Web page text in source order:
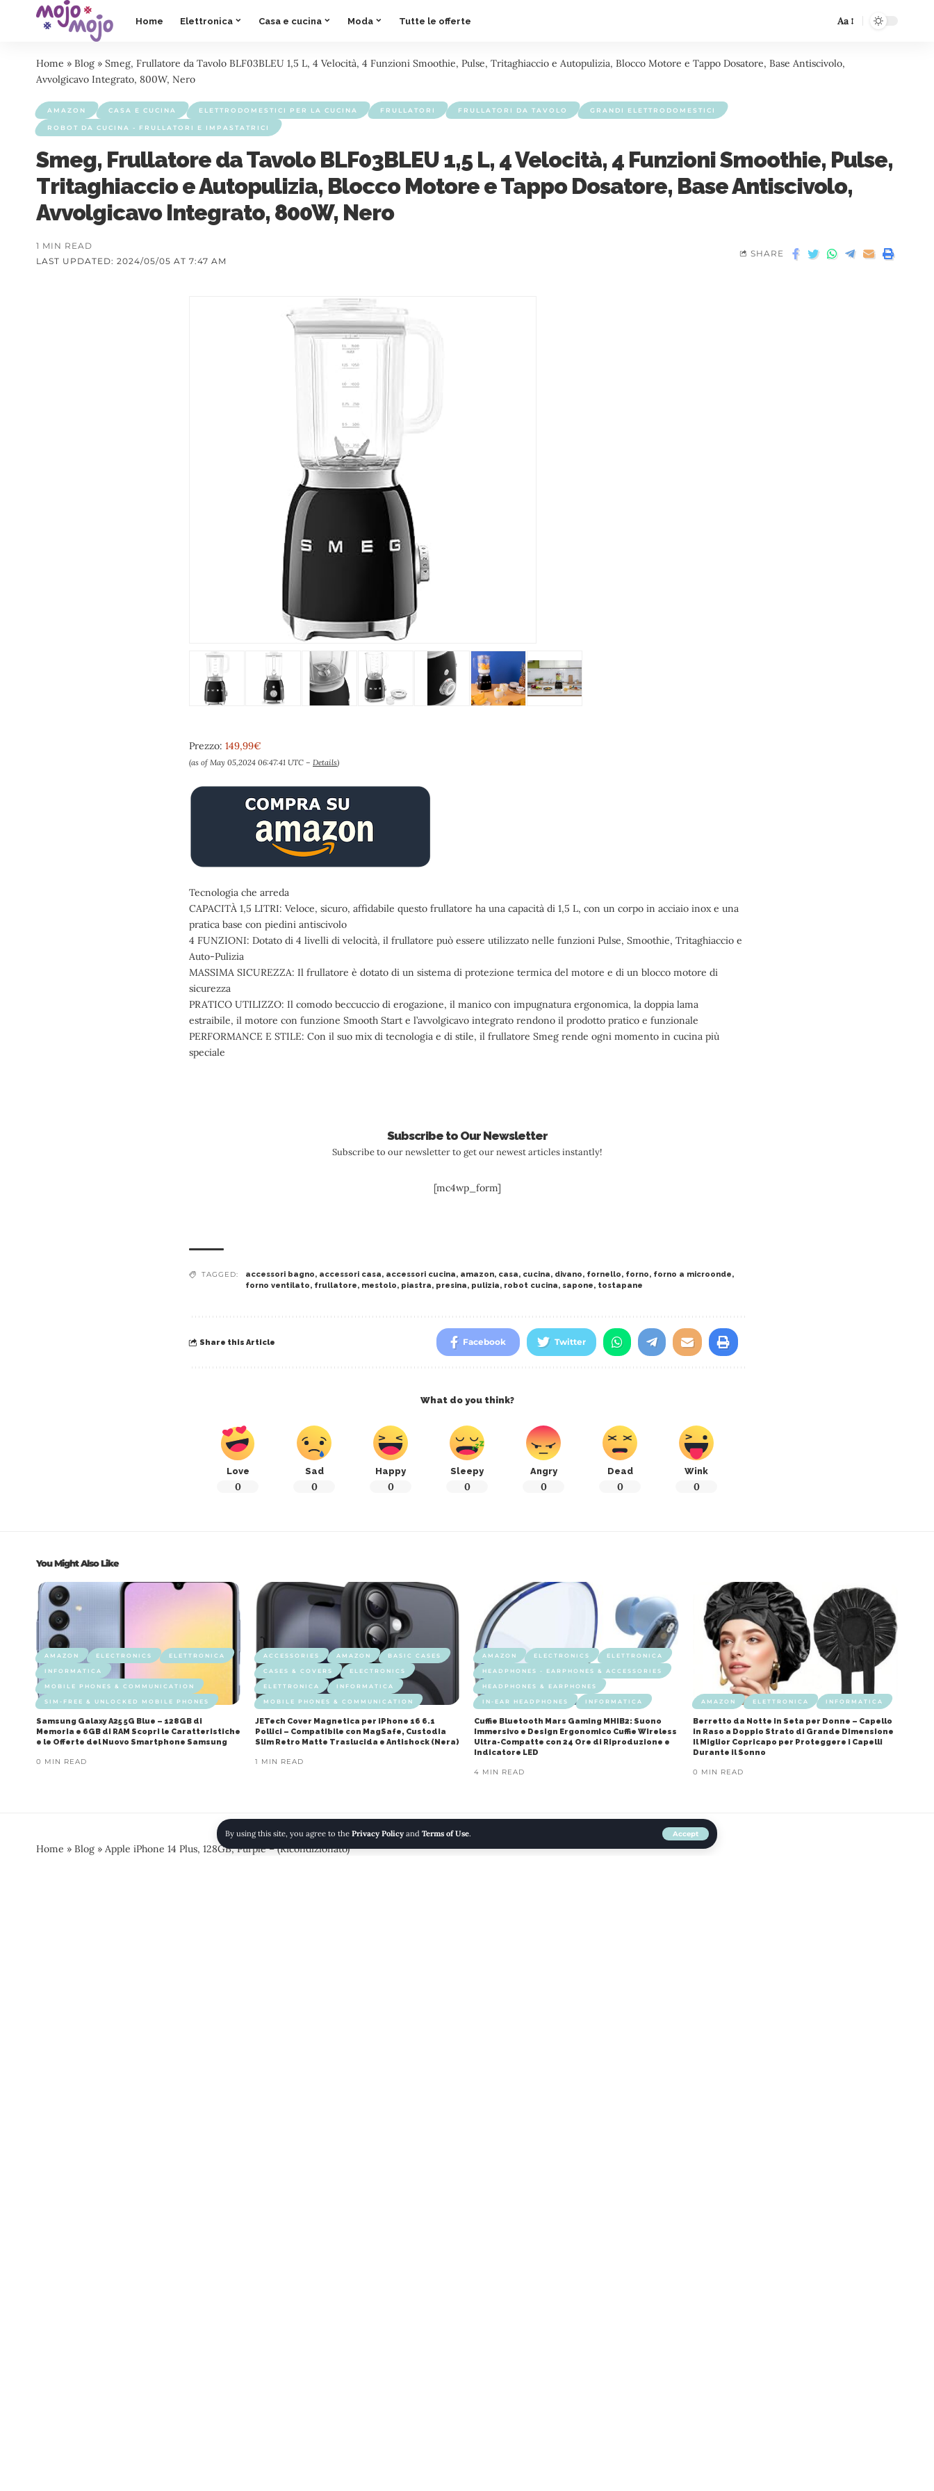
By using this site, you agree to the Privacy Policy and Terms of Use. Accept
Home Elettronica Casa e cucina Moda Tutte le offerte Aa
Home » Blog » Smeg, Frullatore da Tavolo BLF03BLEU 1,5 L, 4 Velocità, 4 Funzioni Smoothie, Pulse, Tritaghiaccio e Autopulizia, Blocco Motore e Tappo Dosatore, Base Antiscivolo,
Avvolgicavo Integrato, 800W, Nero
AMAZON CASA E CUCINA ELETTRODOMESTICI PER LA CUCINA FRULLATORI FRULLATORI DA TAVOLO GRANDI ELETTRODOMESTICI
ROBOT DA CUCINA - FRULLATORI E IMPASTATRICI
Smeg, Frullatore da Tavolo BLF03BLEU 1,5 L, 4 Velocità, 4 Funzioni Smoothie, Pulse,
Tritaghiaccio e Autopulizia, Blocco Motore e Tappo Dosatore, Base Antiscivolo,
Avvolgicavo Integrato, 800W, Nero
LAST UPDATED: 2024/05/05 AT 7:47 AM
1 MIN READ
SHARE
Prezzo: 149,99€
(as of May 05,2024 06:47:41 UTC – Details)
Tecnologia che arreda
CAPACITÀ 1,5 LITRI: Veloce, sicuro, affidabile questo frullatore ha una capacità di 1,5 L, con un corpo in acciaio inox e una
pratica base con piedini antiscivolo
4 FUNZIONI: Dotato di 4 livelli di velocità, il frullatore può essere utilizzato nelle funzioni Pulse, Smoothie, Tritaghiaccio e
Auto-Pulizia
MASSIMA SICUREZZA: Il frullatore è dotato di un sistema di protezione termica del motore e di un blocco motore di
sicurezza
PRATICO UTILIZZO: Il comodo beccuccio di erogazione, il manico con impugnatura ergonomica, la doppia lama
estraibile, il motore con funzione Smooth Start e l’avvolgicavo integrato rendono il prodotto pratico e funzionale
PERFORMANCE E STILE: Con il suo mix di tecnologia e di stile, il frullatore Smeg rende ogni momento in cucina più
speciale
Subscribe to Our Newsletter
Subscribe to our newsletter to get our newest articles instantly!
[mc4wp_form]
TAGGED: accessori bagno, accessori casa, accessori cucina, amazon, casa, cucina, divano, fornello, forno, forno a microonde,
forno ventilato, frullatore, mestolo, piastra, presina, pulizia, robot cucina, sapone, tostapane
Share this Article Facebook Twitter
What do you think?
Love
0
Sad
0
Happy
0
Sleepy
0
Angry
0
Dead
0
Wink
0
You Might Also Like
AMAZON ELECTRONICS ELETTRONICA
INFORMATICA
MOBILE PHONES & COMMUNICATION
SIM-FREE & UNLOCKED MOBILE PHONES
Samsung Galaxy A25 5G Blue – 128GB di
Memoria e 6GB di RAM Scopri le Caratteristiche
e le Offerte del Nuovo Smartphone Samsung
0 MIN READ
ACCESSORIES AMAZON BASIC CASES
CASES & COVERS ELECTRONICS
ELETTRONICA INFORMATICA
MOBILE PHONES & COMMUNICATION
JETech Cover Magnetica per iPhone 16 6.1
Pollici – Compatibile con MagSafe, Custodia
Slim Retro Matte Traslucida e Antishock (Nera)
1 MIN READ
AMAZON ELECTRONICS ELETTRONICA
HEADPHONES - EARPHONES & ACCESSORIES
HEADPHONES & EARPHONES
IN-EAR HEADPHONES INFORMATICA
Cuffie Bluetooth Mars Gaming MHIB2: Suono
Immersivo e Design Ergonomico Cuffie Wireless
Ultra-Compatte con 24 Ore di Riproduzione e
Indicatore LED
4 MIN READ
AMAZON ELETTRONICA INFORMATICA
Berretto da Notte in Seta per Donne – Capello
in Raso a Doppio Strato di Grande Dimensione
Il Miglior Copricapo per Proteggere i Capelli
Durante il Sonno
0 MIN READ
Home » Blog » Apple iPhone 14 Plus, 128GB, Purple – (Ricondizionato)